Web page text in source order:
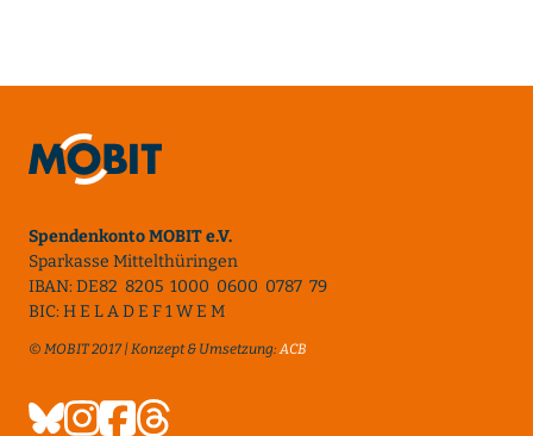
Spendenkonto MOBIT e.V.
Sparkasse Mittelthüringen
IBAN: DE82 8205 1000 0600 0787 79
BIC: H E L A D E F 1 W E M
© MOBIT 2017 | Konzept & Umsetzung:ACB